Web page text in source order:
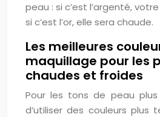
peau : si c’est l’argenté,
si c’est l’or, elle sera chaude.
Les meilleures
maquillage pour les
chaudes et froides
Pour les tons de peau plus
d’utiliser des couleurs plus